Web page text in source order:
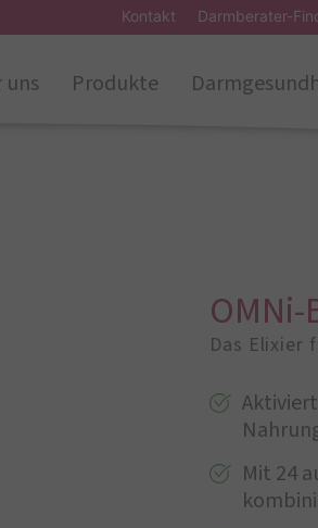
Kontakt Darmberater-
uns Produkte
OMNi-
Das Elixier
Mit 24